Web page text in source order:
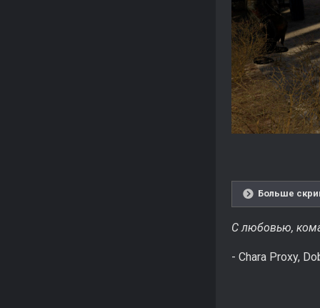
Больше
С любовью,
- Chara Proxy,